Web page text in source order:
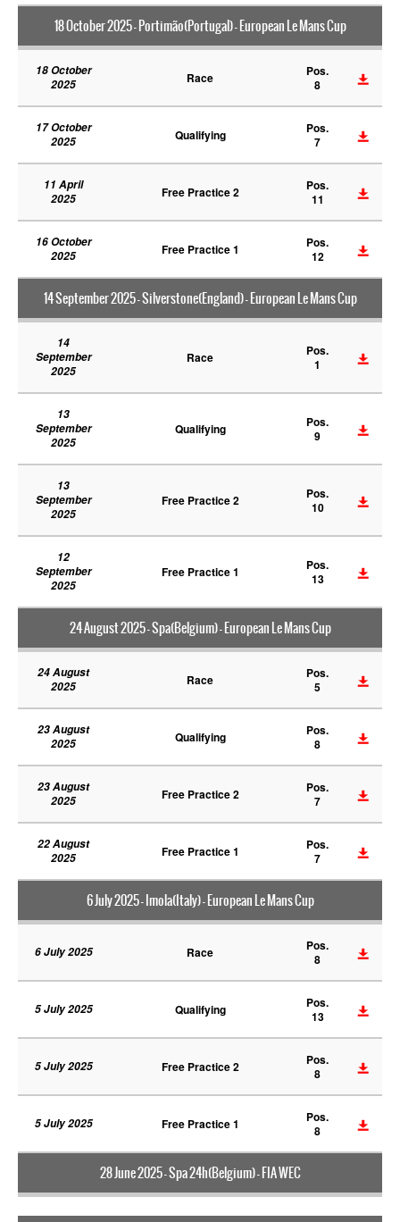
18 October 2025 - Portimão(Portugal) - European Le Mans Cup
18 October
2025
Race
Pos.
8
17 October
2025
Qualifying
Pos.
7
11 April
2025
Free Practice 2
Pos.
11
16 October
2025
Free Practice 1
Pos.
12
14 September 2025 - Silverstone(England) - European Le Mans Cup
14
September
2025
Race
Pos.
1
13
September
2025
Qualifying
Pos.
9
13
September
2025
Free Practice 2
Pos.
10
12
September
2025
Free Practice 1
Pos.
13
24 August 2025 - Spa(Belgium) - European Le Mans Cup
24 August
2025
Race
Pos.
5
23 August
2025
Qualifying
Pos.
8
23 August
2025
Free Practice 2
Pos.
7
22 August
2025
Free Practice 1
Pos.
7
6 July 2025 - Imola(Italy) - European Le Mans Cup
6 July 2025 Race
Pos.
8
5 July 2025 Qualifying
Pos.
13
5 July 2025 Free Practice 2
Pos.
8
5 July 2025 Free Practice 1
Pos.
8
28 June 2025 - Spa 24h(Belgium) - FIA WEC